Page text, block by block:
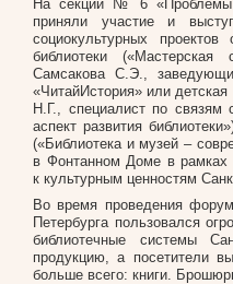
На секции № 6 «Проблемы
приняли участие и
социокультурных проектов
библиотеки («Мастерская
Самсакова С.Э.,
«ЧитайИстория» или
Н.Г., специалист по
аспект развития
(«Библиотека и музей –
в Фонтанном Доме в рамках
к культурным ценностям
Во время проведения
Петербурга пользовался
библиотечные системы
продукцию, а посетители
больше всего: книги.